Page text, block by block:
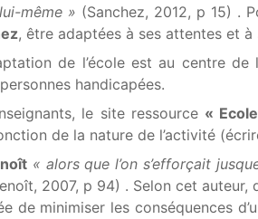
même » (Sanchez, 2012, p 15) .
, être adaptées à ses attentes et à
de l’école est au centre
handicapées.
le site ressource «
de la nature de l’activité
« alors que l’on s’efforçait
2007, p 94) . Selon cet
de minimiser les conséquences